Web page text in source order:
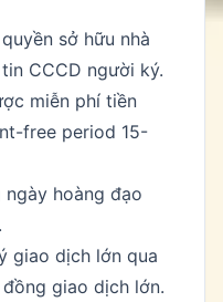
sở hữu nhà
CCCD người ký.
miễn phí tiền
free period 15-
hoàng đạo
giao dịch lớn qua
giao dịch lớn.